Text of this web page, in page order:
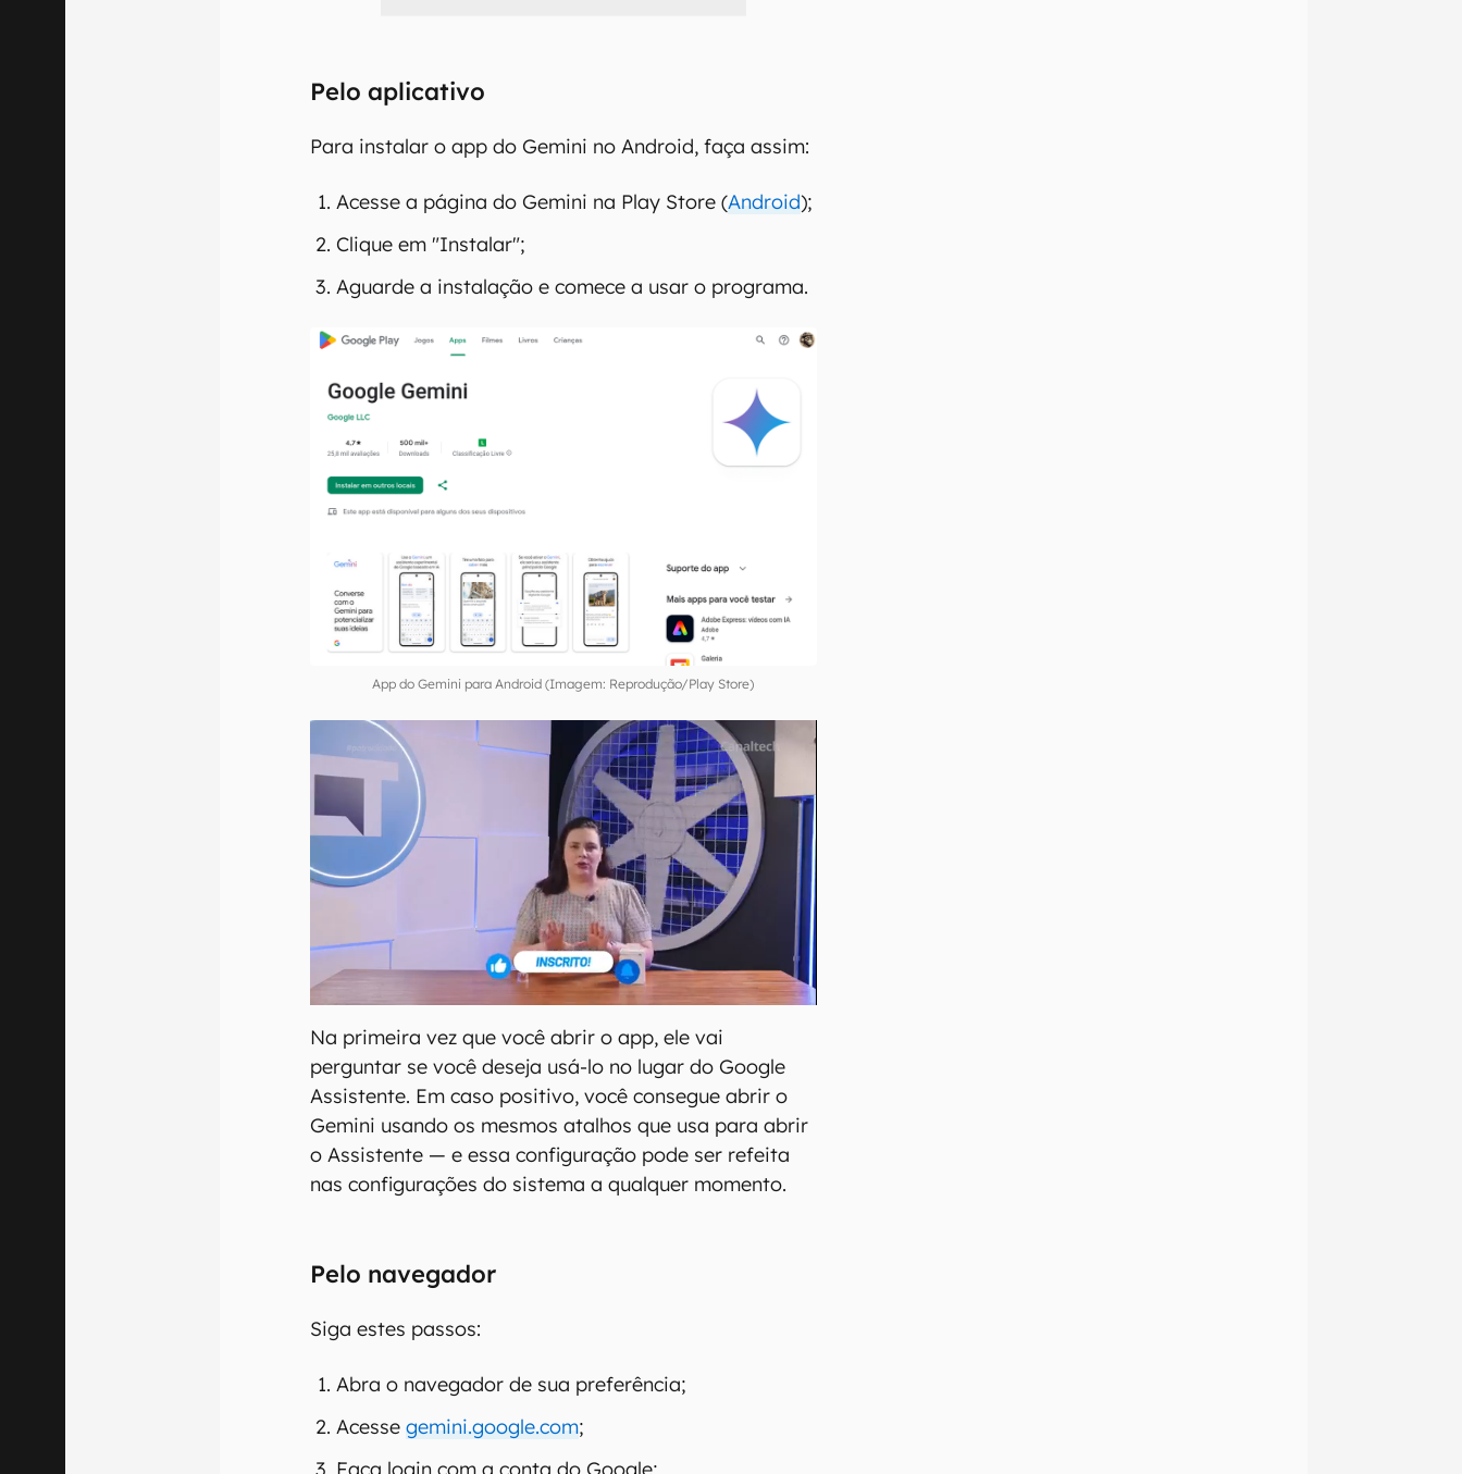
Pelo aplicativo
Para instalar o app do Gemini no Android, faça assim:
Acesse a página do Gemini na Play Store (Android);
Clique em "Instalar";
Aguarde a instalação e comece a usar o programa.
App do Gemini para Android (Imagem: Reprodução/Play Store)
Na primeira vez que você abrir o app, ele vai
perguntar se você deseja usá-lo no lugar do Google
Assistente. Em caso positivo, você consegue abrir o
Gemini usando os mesmos atalhos que usa para abrir
o Assistente — e essa configuração pode ser refeita
nas configurações do sistema a qualquer momento.
Pelo navegador
Siga estes passos:
Abra o navegador de sua preferência;
Acessegemini.google.com;